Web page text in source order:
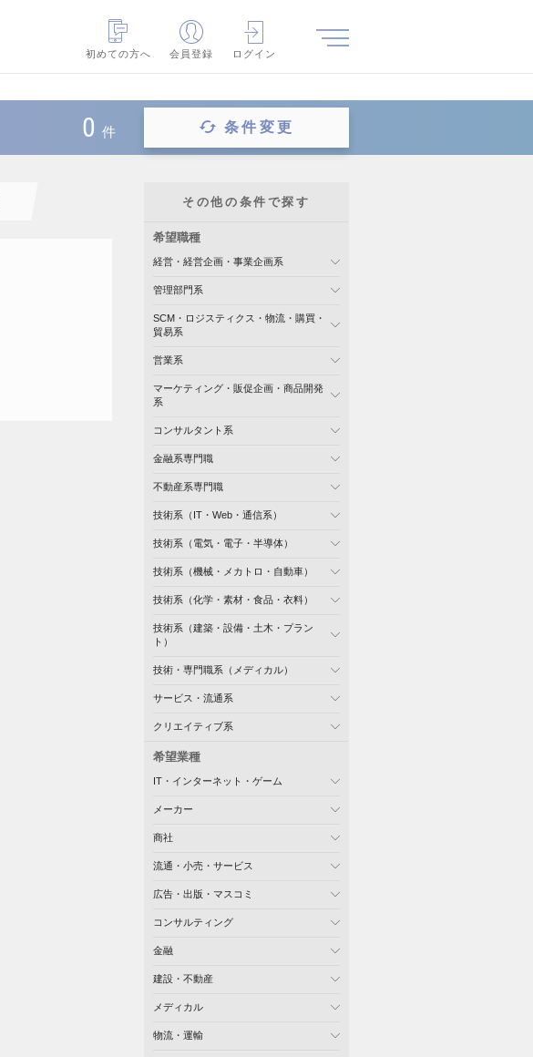
初めての方へ
会員登録 ログイン
0 件 条件変更
その他の条件で探す
希望職種
経営・経営企画・事業企画系
管理部門系
SCM・ロジスティクス・物流・購買・
貿易系
営業系
マーケティング・販促企画・商品開発
系
コンサルタント系
金融系専門職
不動産系専門職
技術系（IT・Web・通信系）
技術系（電気・電子・半導体）
技術系（機械・メカトロ・自動車）
技術系（化学・素材・食品・衣料）
技術系（建築・設備・土木・プラン
ト）
技術・専門職系（メディカル）
サービス・流通系
クリエイティブ系
希望業種
IT・インターネット・ゲーム
メーカー
商社
流通・小売・サービス
広告・出版・マスコミ
コンサルティング
金融
建設・不動産
メディカル
物流・運輸